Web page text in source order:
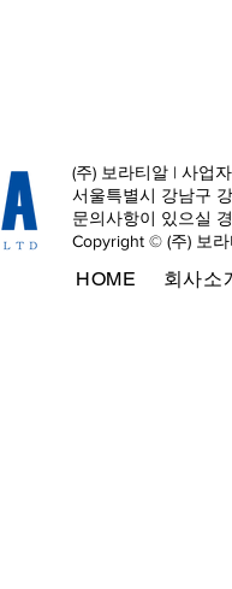
(주) 보라티알 | 사업
서울특별시 강남구
문의사항이 있으실
Copyright © (주) 보
HOME 회사소